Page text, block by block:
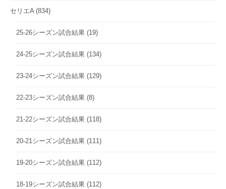
セリエA(834)
25-26シーズン試合結果 (19)
24-25シーズン試合結果 (134)
23-24シーズン試合結果 (129)
22-23シーズン試合結果 (8)
21-22シーズン試合結果 (118)
20-21シーズン試合結果 (111)
19-20シーズン試合結果 (112)
18-19シーズン試合結果 (112)